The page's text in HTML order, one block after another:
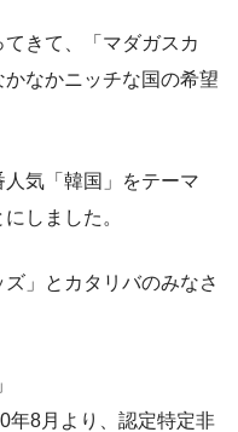
きて、「マダガスカ
なかニッチな国の希望
気「韓国」をテーマ
しました。
」とカタリバのみなさ
年8月より、認定特定非